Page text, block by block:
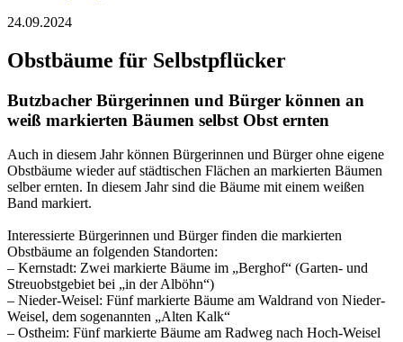
24.09.2024
Obstbäume für Selbstpflücker
Butzbacher Bürgerinnen und Bürger können an
weiß markierten Bäumen selbst Obst ernten
Auch in diesem Jahr können Bürgerinnen und Bürger ohne eigene
Obstbäume wieder auf städtischen Flächen an markierten Bäumen
selber ernten. In diesem Jahr sind die Bäume mit einem weißen
Band markiert.
Interessierte Bürgerinnen und Bürger finden die markierten
Obstbäume an folgenden Standorten:
– Kernstadt: Zwei markierte Bäume im „Berghof“ (Garten- und
Streuobstgebiet bei „in der Alböhn“)
– Nieder-Weisel: Fünf markierte Bäume am Waldrand von Nieder-
Weisel, dem sogenannten „Alten Kalk“
– Ostheim: Fünf markierte Bäume am Radweg nach Hoch-Weisel